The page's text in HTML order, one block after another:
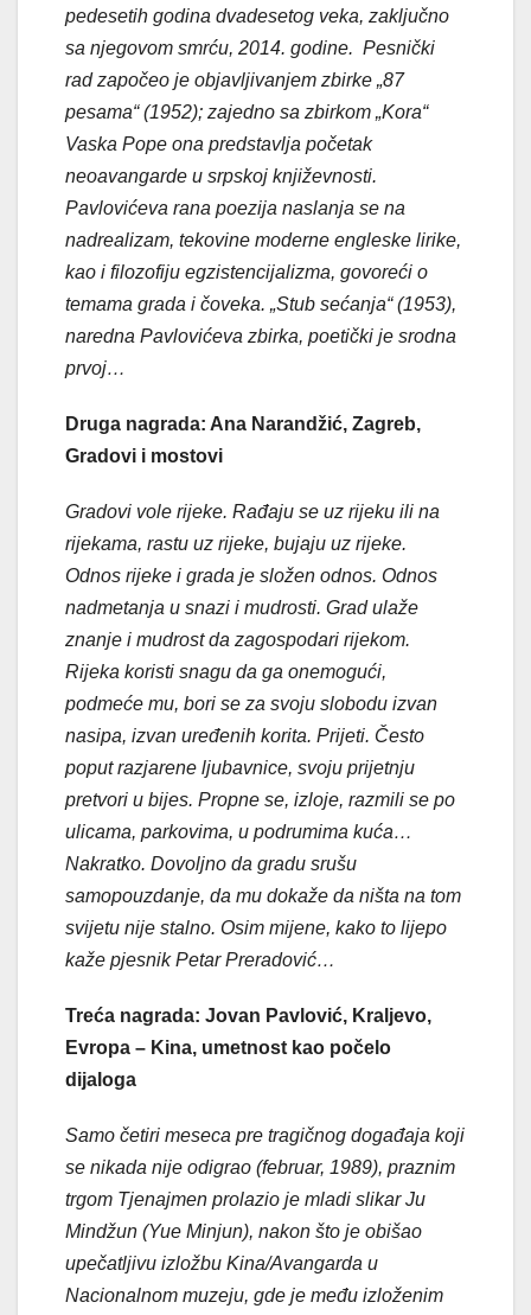
pedesetih godina dvadesetog veka, zaključno
sa njegovom smrću, 2014. godine. Pesnički
rad započeo je objavljivanjem zbirke „87
pesama“ (1952); zajedno sa zbirkom „Kora“
Vaska Pope ona predstavlja početak
neoavangarde u srpskoj književnosti.
Pavlovićeva rana poezija naslanja se na
nadrealizam, tekovine moderne engleske lirike,
kao i filozofiju egzistencijalizma, govoreći o
temama grada i čoveka. „Stub sećanja“ (1953),
naredna Pavlovićeva zbirka, poetički je srodna
prvoj…
Druga nagrada: Ana Narandžić, Zagreb,
Gradovi i mostovi
Gradovi vole rijeke. Rađaju se uz rijeku ili na
rijekama, rastu uz rijeke, bujaju uz rijeke.
Odnos rijeke i grada je složen odnos. Odnos
nadmetanja u snazi i mudrosti. Grad ulaže
znanje i mudrost da zagospodari rijekom.
Rijeka koristi snagu da ga onemogući,
podmeće mu, bori se za svoju slobodu izvan
nasipa, izvan uređenih korita. Prijeti. Često
poput razjarene ljubavnice, svoju prijetnju
pretvori u bijes. Propne se, izloje, razmili se po
ulicama, parkovima, u podrumima kuća…
Nakratko. Dovoljno da gradu srušu
samopouzdanje, da mu dokaže da ništa na tom
svijetu nije stalno. Osim mijene, kako to lijepo
kaže pjesnik Petar Preradović…
Treća nagrada: Jovan Pavlović, Kraljevo,
Evropa – Kina, umetnost kao počelo
dijaloga
Samo četiri meseca pre tragičnog događaja koji
se nikada nije odigrao (februar, 1989), praznim
trgom Tjenajmen prolazio je mladi slikar Ju
Mindžun (Yue Minjun), nakon što je obišao
upečatljivu izložbu Kina/Avangarda u
Nacionalnom muzeju, gde je među izloženim